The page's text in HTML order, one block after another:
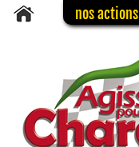
nos actions